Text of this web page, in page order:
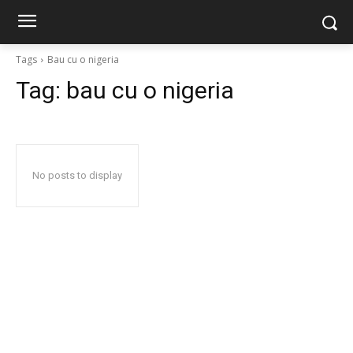
Tags Bau cu o nigeria
Tag: bau cu o nigeria
No posts to display